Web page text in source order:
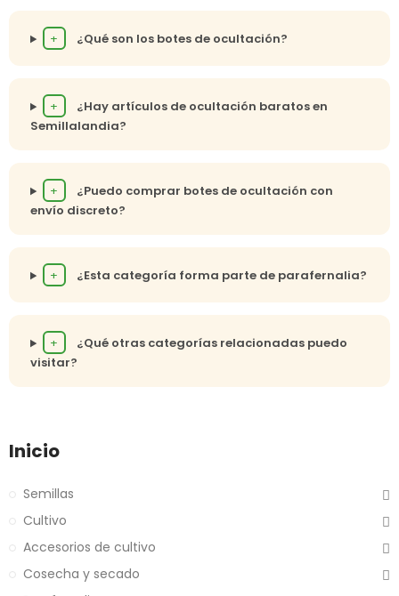
+ ¿Qué son los botes de ocultación?
+
¿Hay artículos de ocultación baratos en
Semillalandia?
+
¿Puedo comprar botes de ocultación con
envío discreto?
+ ¿Esta categoría forma parte de parafernalia?
+
¿Qué otras categorías relacionadas puedo
visitar?
Inicio
Semillas
Cultivo
Accesorios de cultivo
Cosecha y secado